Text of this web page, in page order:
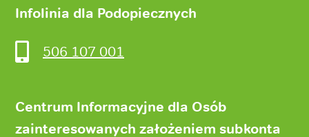
Infolinia dla Podopiecznych
506 107 001
Centrum Informacyjne dla Osób
zainteresowanych założeniem subkonta